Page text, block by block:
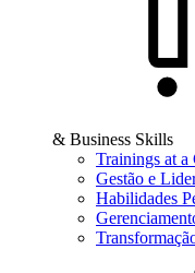
& Business Skills
Trainings at a
Gestão e
Habilidades